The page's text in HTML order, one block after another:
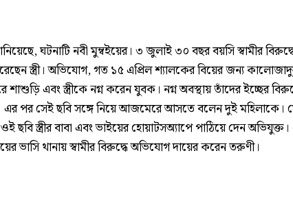
ঘটনাটি নবী মুম্বইয়ের। ৩ জুলাই ৩০ বছর বয়সি স্বামীর
স্ত্রী। অভিযোগ, গত ১৫ এপ্রিল শ্যালকের বিয়ের জন্য
এবং স্ত্রীকে নগ্ন করেন যুবক। নগ্ন অবস্থায় তাঁদের ইচ্ছের
পর সেই ছবি সঙ্গে নিয়ে আজমেরে আসতে বলেন দুই মহিলাকে।
ছবি স্ত্রীর বাবা এবং ভাইয়ের হোয়াটসঅ্যাপে পাঠিয়ে দেন
ভাসি থানায় স্বামীর বিরুদ্ধে অভিযোগ দায়ের করেন তরুণী।